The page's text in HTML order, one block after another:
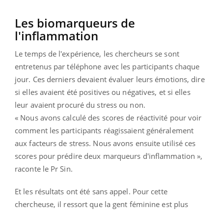
Les biomarqueurs de
l'inflammation
Le temps de l'expérience, les chercheurs se sont
entretenus par téléphone avec les participants chaque
jour. Ces derniers devaient évaluer leurs émotions, dire
si elles avaient été positives ou négatives, et si elles
leur avaient procuré du stress ou non.
« Nous avons calculé des scores de réactivité pour voir
comment les participants réagissaient généralement
aux facteurs de stress. Nous avons ensuite utilisé ces
scores pour prédire deux marqueurs d'inflammation »,
raconte le Pr Sin.
Et les résultats ont été sans appel. Pour cette
chercheuse, il ressort que la gent féminine est plus